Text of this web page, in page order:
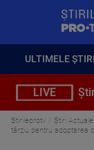
ULTIMELE ȘTIRI
LIVE
Stirileprotv Știri Actuale
târziu pentru adoptarea